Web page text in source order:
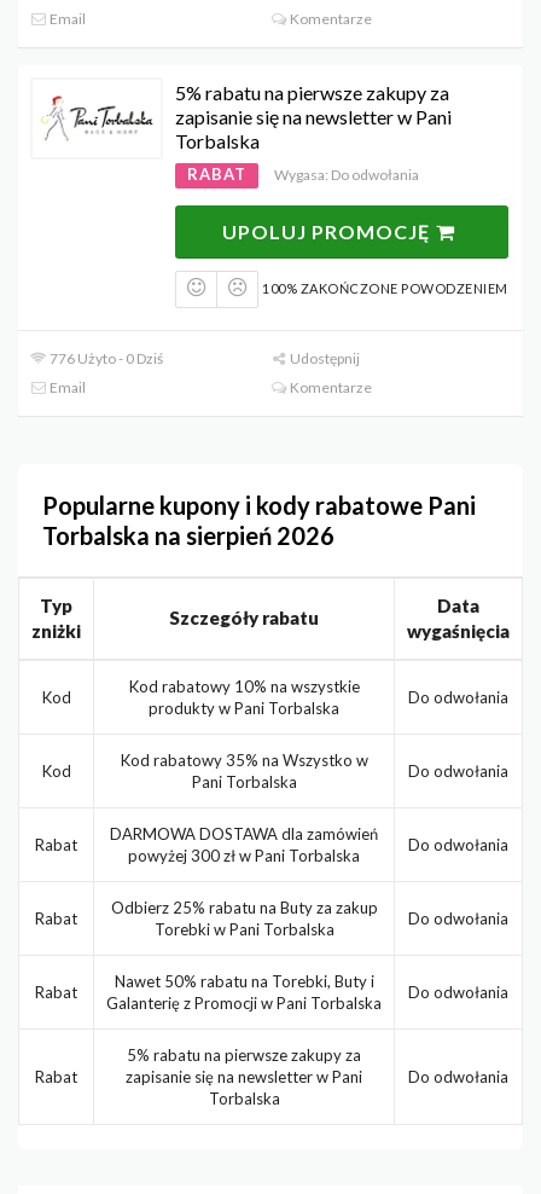
Email
Komentarze
5% rabatu na pierwsze zakupy za
zapisanie się na newsletter w Pani
Torbalska
RABAT Wygasa: Do odwołania
UPOLUJ PROMOCJĘ
100% ZAKOŃCZONE POWODZENIEM
776 Użyto - 0 Dziś
Udostępnij
Email
Komentarze
Popularne kupony i kody rabatowe Pani
Torbalska na sierpień 2026
Typ
zniżki
Szczegóły rabatu
Data
wygaśnięcia
Kod
Kod rabatowy 10% na wszystkie
produkty w Pani Torbalska
Do odwołania
Kod
Kod rabatowy 35% na Wszystko w
Pani Torbalska
Do odwołania
Rabat
DARMOWA DOSTAWA dla zamówień
powyżej 300 zł w Pani Torbalska
Do odwołania
Rabat
Odbierz 25% rabatu na Buty za zakup
Torebki w Pani Torbalska
Do odwołania
Rabat
Nawet 50% rabatu na Torebki, Buty i
Galanterię z Promocji w Pani Torbalska
Do odwołania
Rabat
5% rabatu na pierwsze zakupy za
zapisanie się na newsletter w Pani
Torbalska
Do odwołania